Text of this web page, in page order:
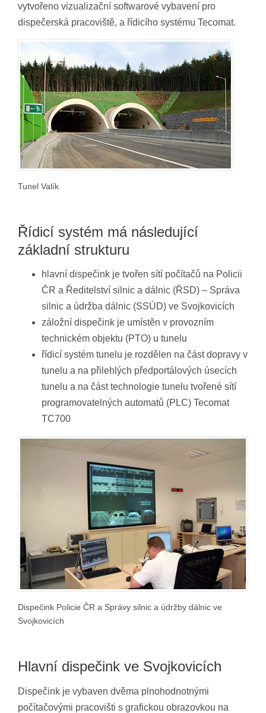
vytvořeno vizualizační softwarové vybavení pro
dispečerská pracoviště, a řídicího systému Tecomat.
Tunel Valík
Řídicí systém má následující
základní strukturu
hlavní dispečink je tvořen sítí počítačů na Policii
ČR a Ředitelství silnic a dálnic (ŘSD) – Správa
silnic a údržba dálnic (SSÚD) ve Svojkovicích
záložní dispečink je umístěn v provozním
technickém objektu (PTO) u tunelu
řídicí systém tunelu je rozdělen na část dopravy v
tunelu a na přilehlých předportálových úsecích
tunelu a na část technologie tunelu tvořené sítí
programovatelných automatů (PLC) Tecomat
TC700
Dispečink Policie ČR a Správy silnic a údržby dálnic ve
Svojkovicích
Hlavní dispečink ve Svojkovicích
Dispečink je vybaven dvěma plnohodnotnými
počítačovými pracovišti s grafickou obrazovkou na